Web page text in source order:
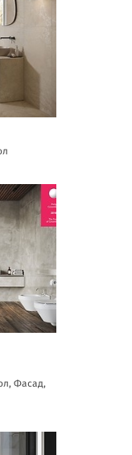
Фасад,